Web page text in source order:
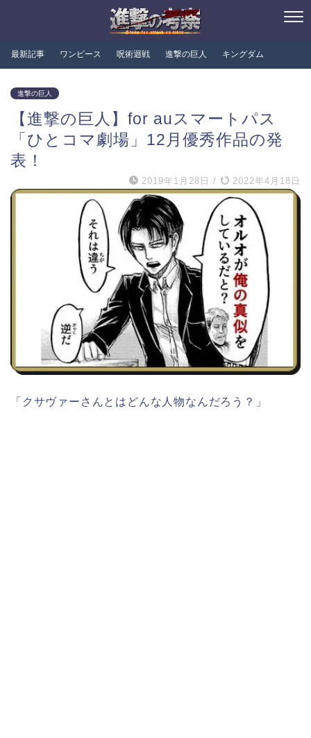
最新記事 ワンピース 呪術迴戦 進撃の巨人 キングダム
進撃の巨人
【進撃の巨人】for auスマートパス
「ひとコマ劇場」12月優秀作品の発
表！
2019年1月28日 / 2022年4月18日
「クサヴァーさんとはどんな人物なんだろう？」